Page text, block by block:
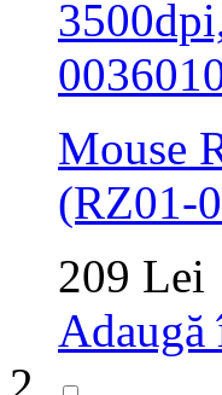
Mouse
(RZ01-
209 Lei